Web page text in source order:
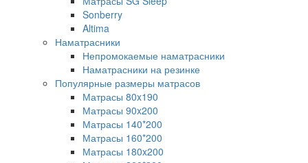
Sonberry
Altima
Наматрасники
Непромокаемые наматрасники
Наматрасники на резинке
Популярные размеры матрасов
Матрасы 80x190
Матрасы 90x200
Матрасы 140*200
Матрасы 160*200
Матрасы 180x200